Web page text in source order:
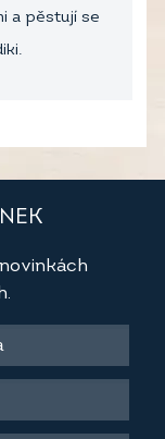
a pěstují se